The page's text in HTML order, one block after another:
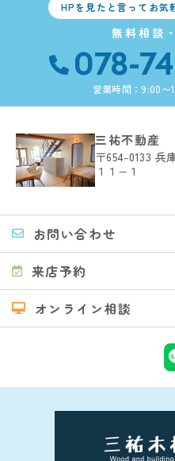
HPを見たと言ってお気
無料相談
078-
営業時間：9:00〜
三祐不動産
〒654-0133 兵
１１−１
お問い合わせ
来店予約
オンライン相談